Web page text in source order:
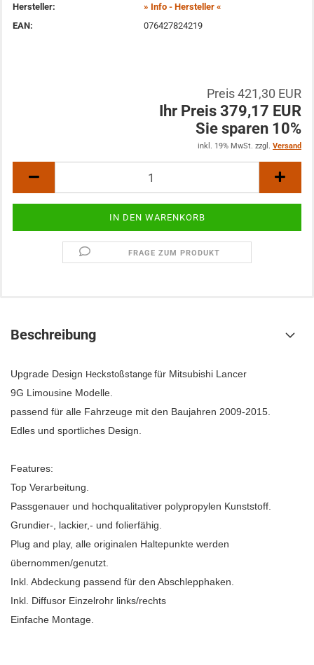
Hersteller:
» Info - Hersteller «
EAN:
076427824219
Preis 421,30 EUR
Ihr Preis 379,17 EUR
Sie sparen 10%
inkl. 19% MwSt. zzgl. Versand
FRAGE ZUM PRODUKT
Beschreibung
Upgrade Design Heckstoßstange für Mitsubishi Lancer
9G Limousine Modelle.
passend für alle Fahrzeuge mit den Baujahren 2009-2015.
Edles und sportliches Design.
Features:
Top Verarbeitung.
Passgenauer und hochqualitativer polypropylen Kunststoff.
Grundier-, lackier,- und folierfähig.
Plug and play, alle originalen Haltepunkte werden
übernommen/genutzt.
Inkl. Abdeckung passend für den Abschlepphaken.
Inkl. Diffusor Einzelrohr links/rechts
Einfache Montage.